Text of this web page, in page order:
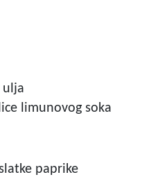
ulja
limunovog soka
paprike